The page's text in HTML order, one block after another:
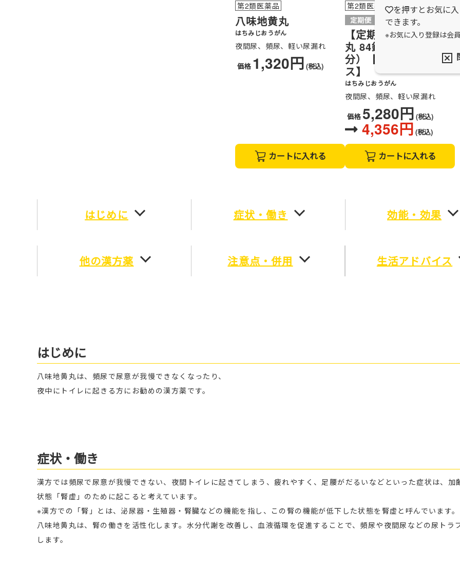
を押すとお気に
できます。
※お気に入り登録は会
八味地黄丸
はちみじおうがん
第2類医薬品
夜間尿、頻尿、軽い尿漏れ
価格 1,320円 (税込)
カートに入れる
【定期購入】八味地黄
丸 84錠×4袋（28日
分）【3回お届けコー
ス】
はちみじおうがん
第2類医薬品
夜間尿、頻尿、軽い尿漏れ
価格 5,280円 (税込)
4,356円 (税込)
カートに入れる
はじめに 症状・働き 効能・効果
他の漢方薬 注意点・併用 生活アドバイス
はじめに
八味地黄丸は、頻尿で尿意が我慢できなくなったり、
夜中にトイレに起きる方にお勧めの漢方薬です。
症状・働き
漢方では頻尿で尿意が我慢できない、夜間トイレに起きてしまう、疲れやすく、足腰がだるいなどといった症状は、
状態「腎虚」のために起こると考えています。
※漢方での「腎」とは、泌尿器・生殖器・腎臓などの機能を指し、この腎の機能が低下した状態を腎虚と呼んでいます。
八味地黄丸は、腎の働きを活性化します。水分代謝を改善し、血液循環を促進することで、頻尿や夜間尿などの尿ト
します。